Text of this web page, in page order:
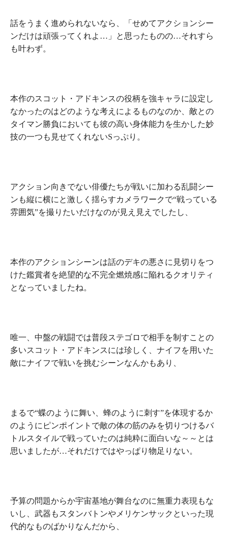
話をうまく進められないなら、
「せめてアクションシー
ンだけは頑張ってくれよ…」
と思ったものの…それすら
も叶わず。
本作のスコット・アドキンスの役柄を強キャラに設定し
なかったのはどのような考えによるものなのか、敵との
タイマン勝負においても彼の高い身体能力を生かした妙
技の一つも見せてくれないSっぷり。
アクション向きでない俳優たちが戦いに加わる乱闘シー
ンも縦に横にと激しく揺らすカメラワークで“戦っている
雰囲気”を撮りたいだけなのが見え見えでしたし、
本作のアクションシーンは話のデキの悪さに見切りをつ
けた鑑賞者を絶望的な不完全燃焼感に陥れるクオリティ
となっていましたね。
唯一、中盤の戦闘では普段ステゴロで相手を制すことの
多いスコット・アドキンスには珍しく、ナイフを用いた
敵にナイフで戦いを挑むシーンなんかもあり、
まるで“蝶のように舞い、蜂のように刺す”を体現するか
のように ピンポイントで敵の体の筋のみを切りつけるバ
トルスタイルで戦っていたのは純粋に面白いな～～とは
思いましたが…それだけではやっぱり物足りない。
予算の問題からか宇宙基地が舞台なのに無重力表現もな
いし、武器もスタンバトンやメリケンサックといった現
代的なものばかりなんだから、